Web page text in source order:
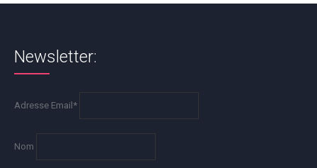
Newsletter:
Adresse Email*
Nom